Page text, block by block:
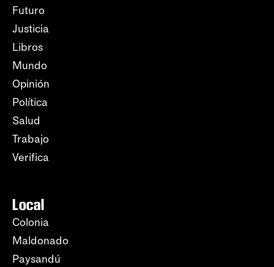
Futuro
Justicia
Libros
Mundo
Opinión
Política
Salud
Trabajo
Verifica
Local
Colonia
Maldonado
Paysandú